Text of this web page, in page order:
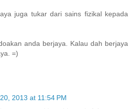
juga tukar dari sains fizikal kepada
anda berjaya. Kalau dah berjaya
=)
2013 at 11:54 PM